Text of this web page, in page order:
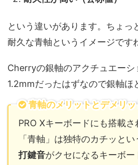
という違いがあります。ちょっ
耐久な青軸というイメージです
Cherryの銀軸のアクチュエー
1.2mmだったはずなので銀軸ほ
青軸のメリットとデメリッ
PRO Xキーボードにも搭載
「青軸」は独特のカチッとい
打鍵音がクセになるキーボ